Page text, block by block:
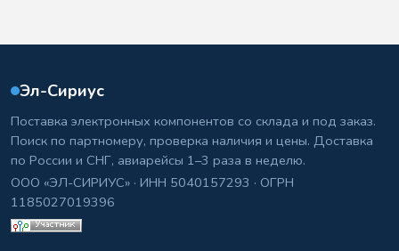
Эл-Сириус
Поставка электронных компонентов со склада и под заказ.
Поиск по партномеру, проверка наличия и цены. Доставка
по России и СНГ, авиарейсы 1–3 раза в неделю.
ООО «ЭЛ-СИРИУС» · ИНН 5040157293 · ОГРН
1185027019396